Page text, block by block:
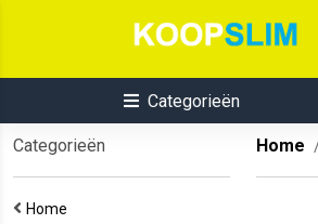
Categorieën
Categorieën
Home
Home